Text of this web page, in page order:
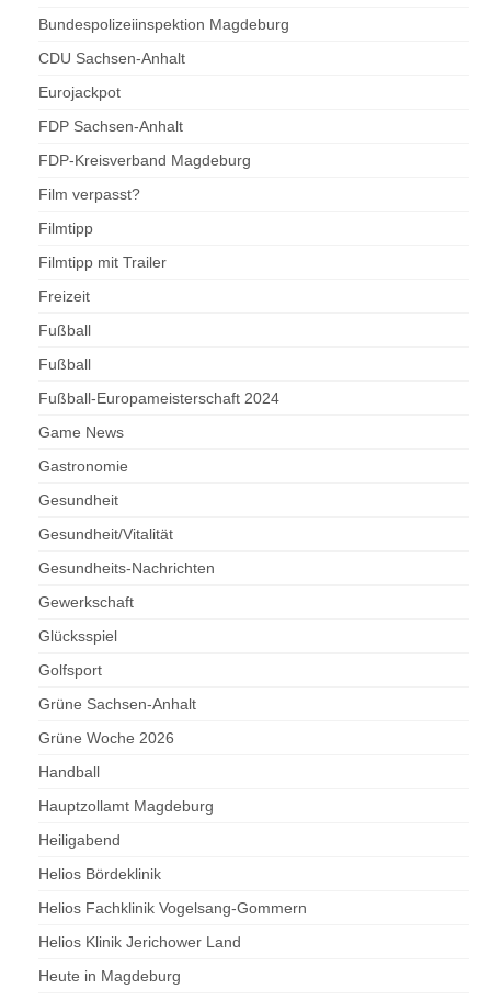
Bundespolizeiinspektion Magdeburg
CDU Sachsen-Anhalt
Eurojackpot
FDP Sachsen-Anhalt
FDP-Kreisverband Magdeburg
Film verpasst?
Filmtipp
Filmtipp mit Trailer
Freizeit
Fußball
Fußball
Fußball-Europameisterschaft 2024
Game News
Gastronomie
Gesundheit
Gesundheit/Vitalität
Gesundheits-Nachrichten
Gewerkschaft
Glücksspiel
Golfsport
Grüne Sachsen-Anhalt
Grüne Woche 2026
Handball
Hauptzollamt Magdeburg
Heiligabend
Helios Bördeklinik
Helios Fachklinik Vogelsang-Gommern
Helios Klinik Jerichower Land
Heute in Magdeburg